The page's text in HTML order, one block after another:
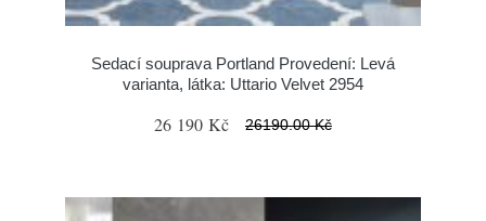
Sedací souprava Portland Provedení: Levá
varianta, látka: Uttario Velvet 2954
26 190 Kč 26190.00 Kč